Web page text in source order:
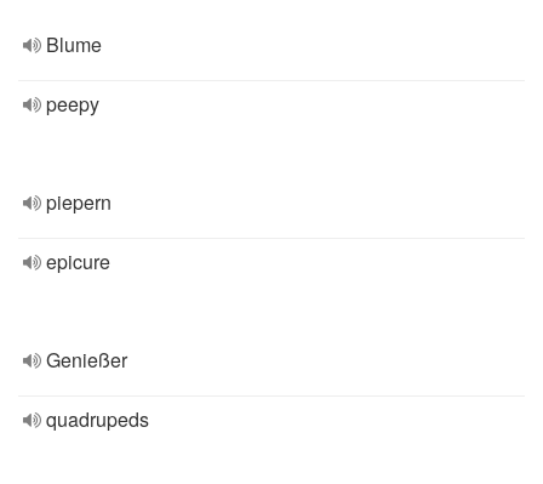
Blume
peepy
piepern
epicure
Genießer
quadrupeds